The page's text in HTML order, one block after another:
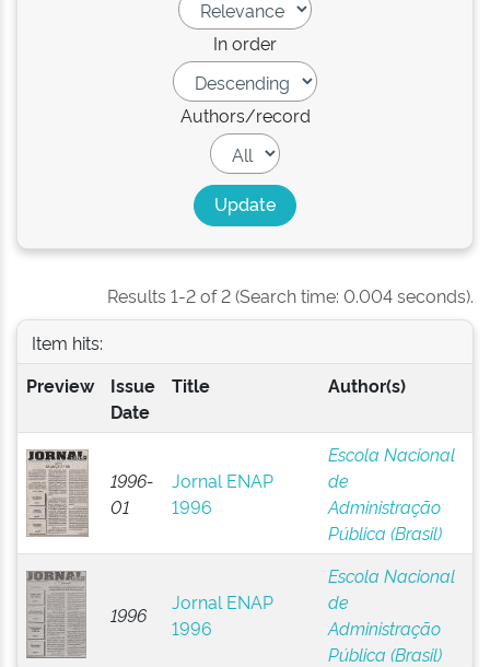
In order
Authors/record
Results 1-2 of 2 (Search time: 0.004 seconds).
Item hits:
Preview
Issue
Date
Title Author(s)
1996-
01
Jornal ENAP
1996
Escola Nacional
de
Administração
Pública (Brasil)
1996
Jornal ENAP
1996
Escola Nacional
de
Administração
Pública (Brasil)